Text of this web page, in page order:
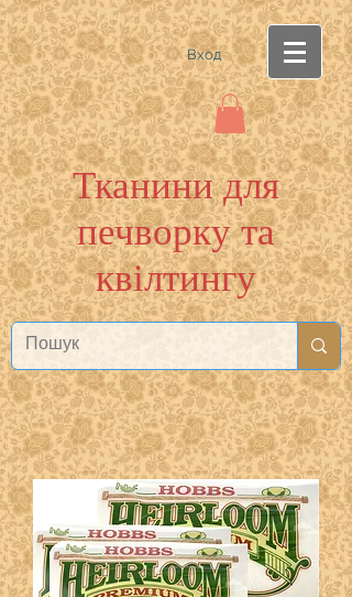
Вход
Тканини для
печворку та
квілтингу